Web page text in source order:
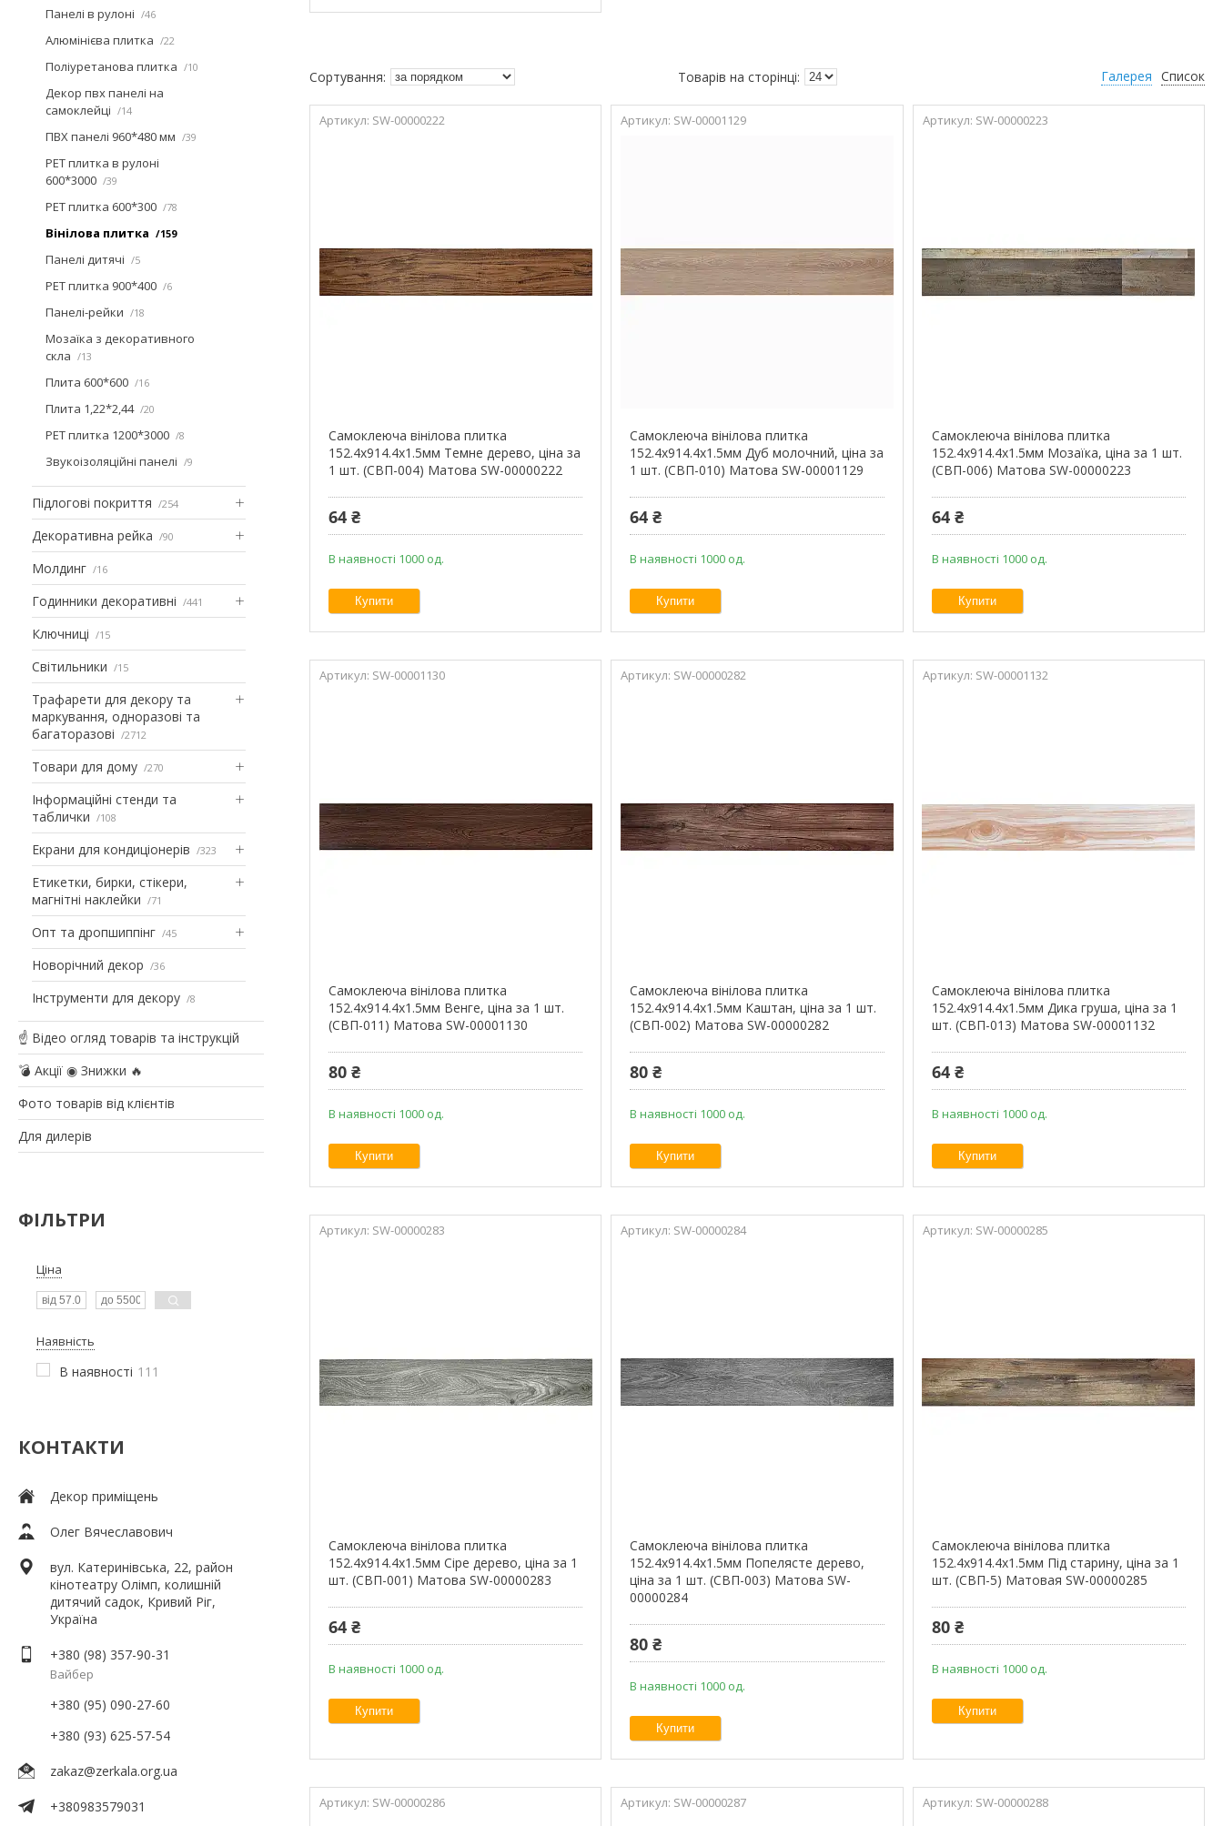
Панелі в рулоні 46
Алюмінієва плитка 22
Поліуретанова плитка 10
Декор пвх панелі на
самоклейці
14
ПВХ панелі 960*480 мм 39
PET плитка в рулоні
600*3000
39
PET плитка 600*300 78
Вінілова плитка 159
Панелі дитячі 5
PET плитка 900*400 6
Панелі-рейки 18
Мозаїка з декоративного
скла
13
Плита 600*600 16
Плита 1,22*2,44 20
PET плитка 1200*3000 8
Звукоізоляційні панелі 9
Підлогові покриття 254
Декоративна рейка 90
Молдинг 16
Годинники декоративні 441
Ключниці 15
Світильники 15
Трафарети для декору та
маркування, одноразові та
багаторазові
2712
Товари для дому 270
Інформаційні стенди та
таблички
108
Екрани для кондиціонерів 323
Етикетки, бирки, стікери,
магнітні наклейки
71
Опт та дропшиппінг 45
Новорічний декор 36
Інструменти для декору 8
☝ Відео огляд товарів та інструкцій
💣 Акції ◉ Знижки 🔥
Фото товарів від клієнтів
Для дилерів
ФІЛЬТРИ
Ціна
Наявність
В наявності 111
КОНТАКТИ
Декор приміщень
Олег Вячеславович
вул. Катеринівська, 22, район
кінотеатру Олімп, колишній
дитячий садок, Кривий Ріг,
Україна
+380 (98) 357-90-31
Вайбер
+380 (95) 090-27-60
+380 (93) 625-57-54
zakaz@zerkala.org.ua
+380983579031
Галерея Список
SW-00000222
Самоклеюча вінілова плитка
152.4х914.4х1.5мм Темне дерево, ціна за
1 шт. (СВП-004) Матова SW-00000222
64 ₴
В наявності 1000 од.
Купити
SW-00001129
Самоклеюча вінілова плитка
152.4х914.4х1.5мм Дуб молочний, ціна за
1 шт. (СВП-010) Матова SW-00001129
64 ₴
В наявності 1000 од.
Купити
SW-00000223
Самоклеюча вінілова плитка
152.4х914.4х1.5мм Мозаїка, ціна за 1 шт.
(СВП-006) Матова SW-00000223
64 ₴
В наявності 1000 од.
Купити
SW-00001130
Самоклеюча вінілова плитка
152.4х914.4х1.5мм Венге, ціна за 1 шт.
(СВП-011) Матова SW-00001130
80 ₴
В наявності 1000 од.
Купити
SW-00000282
Самоклеюча вінілова плитка
152.4х914.4х1.5мм Каштан, ціна за 1 шт.
(СВП-002) Матова SW-00000282
80 ₴
В наявності 1000 од.
Купити
SW-00001132
Самоклеюча вінілова плитка
152.4х914.4х1.5мм Дика груша, ціна за 1
шт. (СВП-013) Матова SW-00001132
64 ₴
В наявності 1000 од.
Купити
SW-00000283
Самоклеюча вінілова плитка
152.4х914.4х1.5мм Сіре дерево, ціна за 1
шт. (СВП-001) Матова SW-00000283
64 ₴
В наявності 1000 од.
Купити
SW-00000284
Самоклеюча вінілова плитка
152.4х914.4х1.5мм Попелясте дерево,
ціна за 1 шт. (СВП-003) Матова SW-
00000284
80 ₴
В наявності 1000 од.
Купити
SW-00000285
Самоклеюча вінілова плитка
152.4х914.4х1.5мм Під старину, ціна за 1
шт. (СВП-5) Матовая SW-00000285
80 ₴
В наявності 1000 од.
Купити
SW-00000286 SW-00000287 SW-00000288